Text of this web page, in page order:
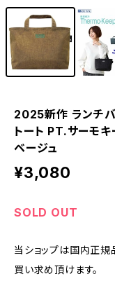
2025新作 ランチ
トート PT.サーモ
ベージュ
¥3,080
SOLD OUT
当ショップは国内正規
買い求め頂けます。